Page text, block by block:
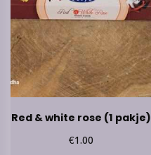
Red & white rose (1 pakje)
€1.00